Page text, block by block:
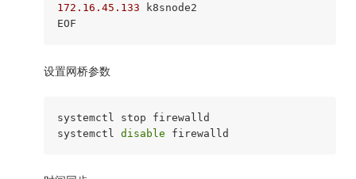
172.16.45.133 k8snode2
设置网桥参数
systemctl stop firewalld
systemctl disable